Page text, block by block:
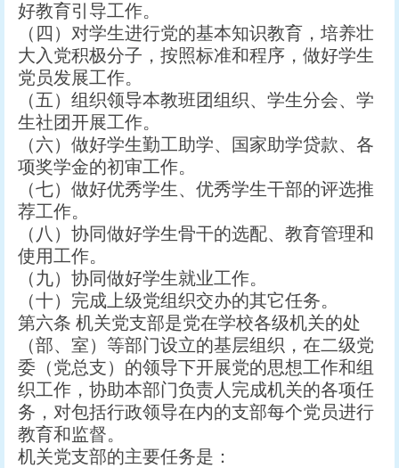
好教育引导工作。
（四）对学生进行党的基本知识教育，培养壮
大入党积极分子，按照标准和程序，做好学生
党员发展工作。
（五）组织领导本教班团组织、学生分会、学
生社团开展工作。
（六）做好学生勤工助学、国家助学贷款、各
项奖学金的初审工作。
（七）做好优秀学生、优秀学生干部的评选推
荐工作。
（八）协同做好学生骨干的选配、教育管理和
使用工作。
（九）协同做好学生就业工作。
（十）完成上级党组织交办的其它任务。
第六条 机关党支部是党在学校各级机关的处
（部、室）等部门设立的基层组织，在二级党
委（党总支）的领导下开展党的思想工作和组
织工作，协助本部门负责人完成机关的各项任
务，对包括行政领导在内的支部每个党员进行
教育和监督。
机关党支部的主要任务是：